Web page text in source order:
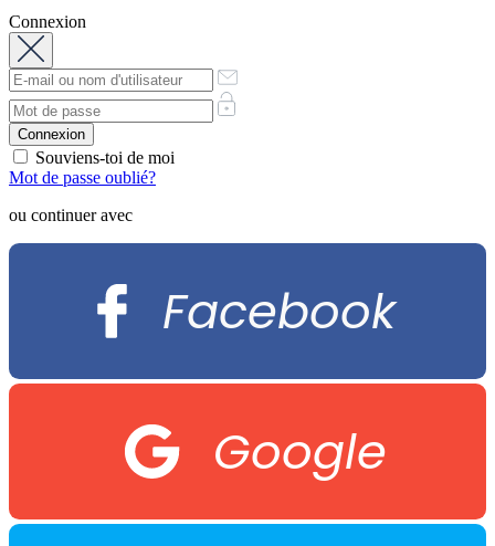
Connexion
Souviens-toi de moi
Mot de passe oublié?
ou continuer avec
Facebook
Google